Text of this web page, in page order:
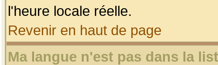
l'heure locale réelle.
Revenir en haut de page
Ma langue n'est pas dans la